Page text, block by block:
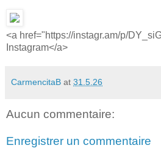
<a href="https://instagr.am/p/
Instagram</a>
CarmencitaB at 31.5.26
Aucun commentaire:
Enregistrer un commentaire